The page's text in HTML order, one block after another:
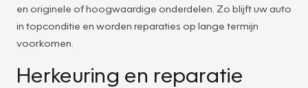
en originele of hoogwaardige onderdelen. Zo blijft uw auto
in topconditie en worden reparaties op lange termijn
voorkomen.
Herkeuring en reparatie